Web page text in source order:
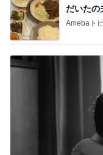
7月に2回も生理が来た
Amebaトピックス
桃の匂
Amebaト